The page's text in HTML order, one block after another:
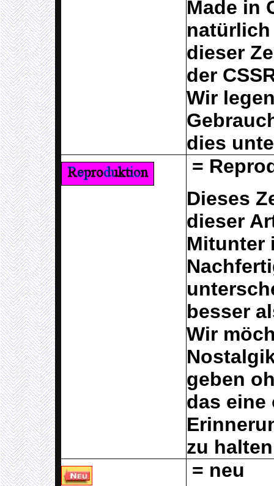
Made in
dieser
der
Wir
dies
=
Dieses
dieser
Mitunter
besser
Wir
geben
das eine
zu
= neu